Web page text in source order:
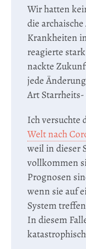
Wir hatten
die
Krankheiten
reagierte
nackte
jede
Art
Ich versuchte
Welt nach
weil in dieser
vollkommen
Prognosen
wenn sie auf
System
In diesem